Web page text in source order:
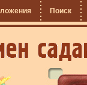
Поиск